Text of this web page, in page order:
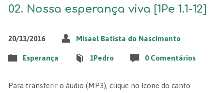
02. Nossa esperança viva [1Pe 1.1-12]
20/11/2016 Misael Batista do Nascimento
Esperança 1Pedro 0 Comentários
Para transferir o áudio (MP3), clique no ícone do canto